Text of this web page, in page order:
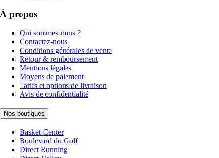
À propos
Qui sommes-nous ?
Contactez-nous
Conditions générales de vente
Retour & remboursement
Mentions légales
Moyens de paiement
Tarifs et options de livraison
Avis de confidentialité
Nos boutiques
Basket-Center
Boulevard du Golf
Direct Running